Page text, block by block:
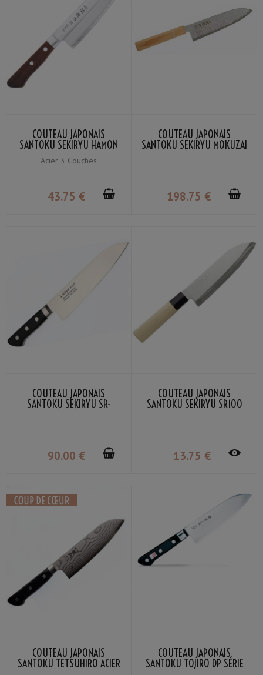
COUTEAU JAPONAIS
SANTOKU SEKIRYU HAMON
SRW100 16.5CM
Acier 3 Couches
43.75 €
COUTEAU JAPONAIS
SANTOKU SEKIRYU MOKUZAI
198.75 €
COUTEAU JAPONAIS
SANTOKU SEKIRYU SR-
90.00 €
COUTEAU JAPONAIS
SANTOKU SEKIRYU SR100
13.75 €
COUTEAU JAPONAIS
SANTOKU TETSUHIRO ACIER
COUTEAU JAPONAIS
SANTOKU TOJIRO DP SÉRIE